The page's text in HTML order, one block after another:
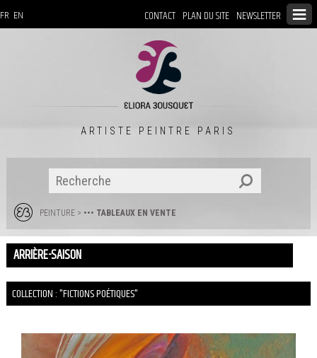
CONTACT PLAN DU SITE NEWSLETTER
FR EN
ARTISTE PEINTRE PARIS
PEINTURE> ••• TABLEAUX EN VENTE
ARRIÈRE-SAISON
COLLECTION : "FICTIONS POÉTIQUES"